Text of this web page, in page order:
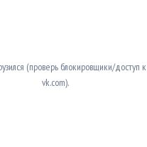
(проверь блокировщики/доступ к
vk.com).